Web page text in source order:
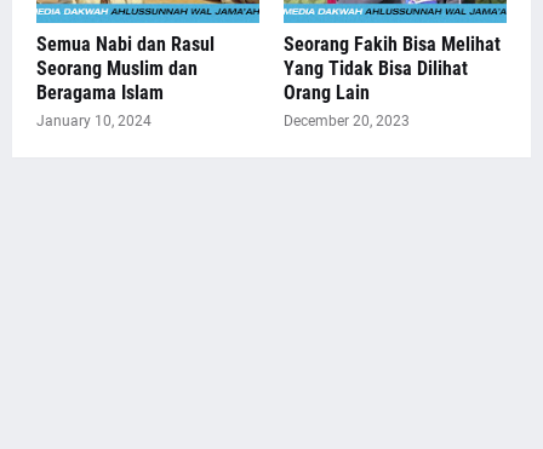
Semua Nabi dan Rasul
Seorang Muslim dan
Beragama Islam
January 10, 2024
Seorang Fakih Bisa Melihat
Yang Tidak Bisa Dilihat
Orang Lain
December 20, 2023